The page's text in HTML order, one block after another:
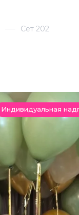
Сет 202
Индивидуальная